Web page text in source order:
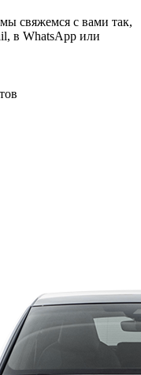
свяжемся с вами так,
в WhatsApp или